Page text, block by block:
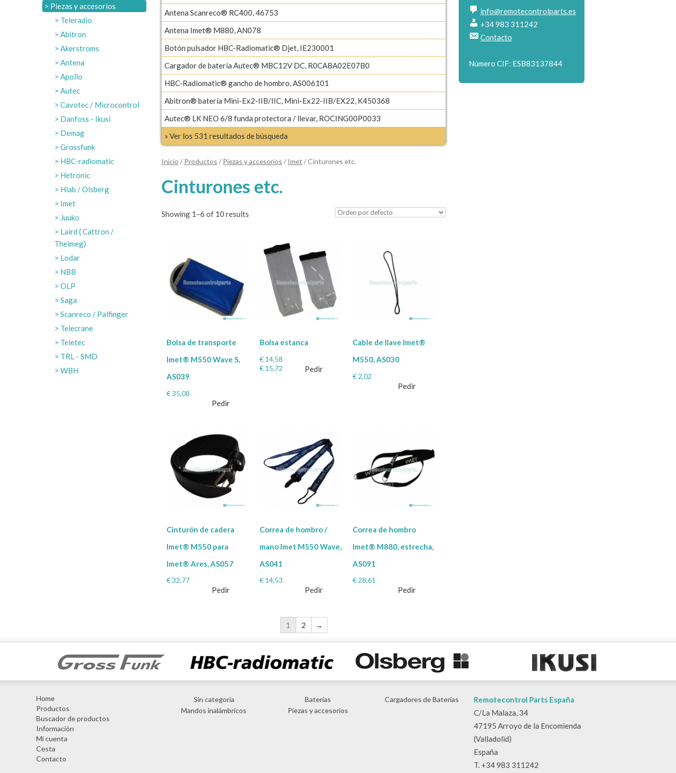
Piezas y accesorios
Teleradio
Abitron
Akerstroms
Antena
Apollo
Autec
Cavotec / Microcontrol
Danfoss - Ikusi
Demag
Grossfunk
HBC-radiomatic
Hetronic
Hiab / Olsberg
Imet
Juuko
Laird ( Cattron /
Theimeg)
Lodar
NBB
OLP
Saga
Scanreco / Palfinger
Telecrane
Teletec
TRL - SMD
WBH
Antena Scanreco® RC400, 46753
Antena Imet® M880, AN078
Botón pulsador HBC-Radiomatic® Djet, IE230001
Cargador de batería Autec® MBC12V DC, R0CABA02E07B0
HBC-Radiomatic® gancho de hombro, AS006101
Abitron® batería Mini-Ex2-IIB/IIC, Mini-Ex22-IIB/EX22, K450368
Autec® LK NEO 6/8 funda protectora / llevar, ROCING00P0033
» Ver los 531 resultados de búsqueda
Inicio / Productos / Piezas y accesorios / Imet / Cinturones etc.
Cinturones etc.
Showing 1–6 of 10 results
Bolsa de transporte
Imet® M550 Wave S,
AS039
€35,08
Pedir
Bolsa estanca
€14,58 –
€15,72 Pedir
Cable de llave Imet®
M550, AS030
€2,02
Pedir
Cinturón de cadera
Imet® M550 para
Imet® Ares, AS057
€32,77
Pedir
Correa de hombro /
mano Imet M550 Wave,
AS041
€14,53
Pedir
Correa de hombro
Imet® M880, estrecha,
AS091
€28,61
Pedir
1 2 →
info@remotecontrolparts.es
+34 983 311242
Contacto
Número CIF: ESB83137844
Home
Productos
Buscador de productos
Información
Mi cuenta
Cesta
Contacto
Sin categoría Baterías
Cargadores de Baterías
Mandos inalámbricos
Piezas y accesorios
Remotecontrol Parts España
C/La Malaza, 34
47195 Arroyo de la Encomienda
(Valladolid)
España
T. +34 983 311242